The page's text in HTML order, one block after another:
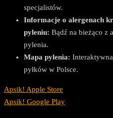
specjalistów.
Informacje o alergenach
pyleniu: Bądź na bieżąco z
pylenia.
Mapa pylenia:
pyłków w Polsce.
Apsik! Apple Store
Apsik! Google Play